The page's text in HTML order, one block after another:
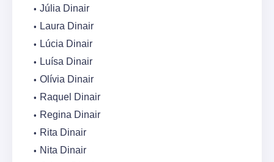
Júlia Dinair
Laura Dinair
Lúcia Dinair
Luísa Dinair
Olívia Dinair
Raquel Dinair
Regina Dinair
Rita Dinair
Nita Dinair